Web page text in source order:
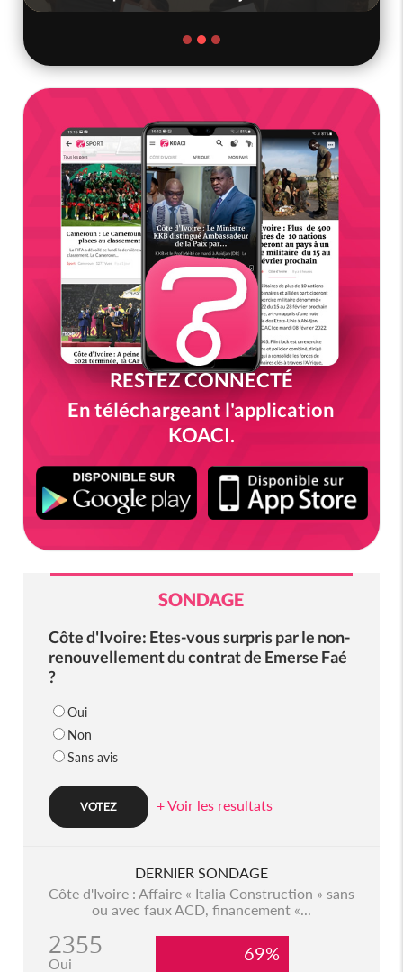
RESTEZ CONNECTÉ
En téléchargeant l'application
KOACI.
SONDAGE
Côte d'Ivoire: Etes-vous surpris par le non-
renouvellement du contrat de Emerse Faé
?
Oui
Non
Sans avis
+ Voir les resultats
DERNIER SONDAGE
Côte d'Ivoire : Affaire « Italia Construction » sans
ou avec faux ACD, financement «...
2355
Oui 69%